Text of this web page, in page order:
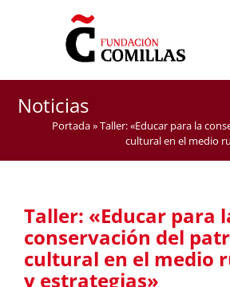
LA FUNDACIÓN
ESTUDIOS
EL CENTRO
CURSOS Y EXÁMENES
CONTACTA
Noticias
Portada»Taller: «Educar para la
cultural en el medio
Taller: «Educar para
conservación del
cultural en el medio
y estrategias»